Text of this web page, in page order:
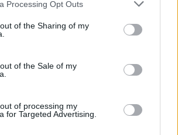
visit or usage behaviour. You may click to
to Google and its third-party tags to
specified purposes in below Google
Processing Opt Outs
of the Sharing of my
of the Sale of my
of processing my
for Targeted Advertising.
tareas y evitar la
puede convertirse en una…